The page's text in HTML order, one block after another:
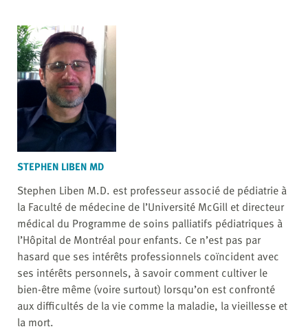
STEPHEN LIBEN MD
Stephen Liben M.D. est professeur associé de pédiatrie à
la Faculté de médecine de l’Université McGill et directeur
médical du Programme de soins palliatifs pédiatriques à
l’Hôpital de Montréal pour enfants. Ce n’est pas par
hasard que ses intérêts professionnels coïncident avec
ses intérêts personnels, à savoir comment cultiver le
bien-être même (voire surtout) lorsqu’on est confronté
aux difficultés de la vie comme la maladie, la vieillesse et
la mort.